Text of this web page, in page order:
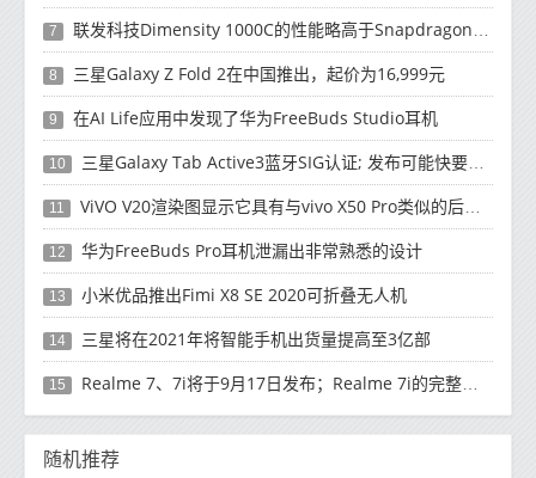
7 联发科技Dimensity 1000C的性能略高于Snapdragon 765G
8 三星Galaxy Z Fold 2在中国推出，起价为16,999元
9 在AI Life应用中发现了华为FreeBuds Studio耳机
10 三星Galaxy Tab Active3蓝牙SIG认证; 发布可能快要结束了
11 ViVO V20渲染图显示它具有与vivo X50 Pro类似的后部设计
12 华为FreeBuds Pro耳机泄漏出非常熟悉的设计
13 小米优品推出Fimi X8 SE 2020可折叠无人机
14 三星将在2021年将智能手机出货量提高至3亿部
15 Realme 7、7i将于9月17日发布；Realme 7i的完整规格并导致泄漏
随机推荐